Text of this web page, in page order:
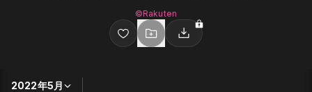
©︎Rakuten
2022年5月